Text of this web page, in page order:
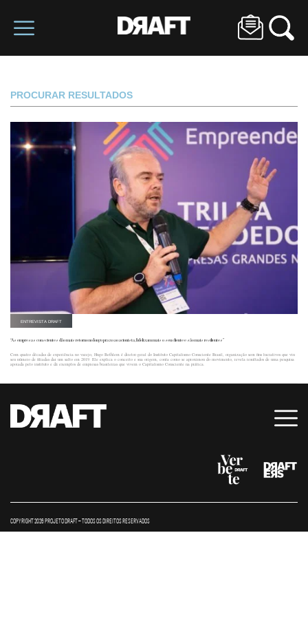
PROCURAR RESULTADOS
ENTREVISTA DRAFT
“As empresas conscientes dão mais retorno no longo prazo ao acionista, fidelizam mais o seu cliente e são mais resilientes”
Com quatro décadas de experiência no varejo, Hugo Bethlem é diretor-geral do Instituto Capitalismo Consciente Brasil, organização sem fins lucrativos que viu
seu número de filiadas dar um salto em 2019. Ele explica o conceito e sua origem, conta como se aproximou do movimento, revela resultados de uma pesquisa
apoiada pelo instituto e dá exemplos de empresas brasileiras que vivem o Capitalismo Consciente na prática.
COPYRIGHT 2026 PROJETO DRAFT – TODOS OS DIREITOS RESERVADOS